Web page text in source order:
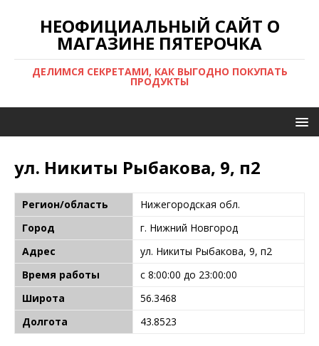
НЕОФИЦИАЛЬНЫЙ САЙТ О
МАГАЗИНЕ ПЯТЕРОЧКА
ДЕЛИМСЯ СЕКРЕТАМИ, КАК ВЫГОДНО ПОКУПАТЬ
ПРОДУКТЫ
ул. Никиты Рыбакова, 9, п2
Регион/область
Нижегородская обл.
Город
г. Нижний Новгород
Адрес
ул. Никиты Рыбакова, 9, п2
Время работы
с 8:00:00 до 23:00:00
Широта
56.3468
Долгота
43.8523